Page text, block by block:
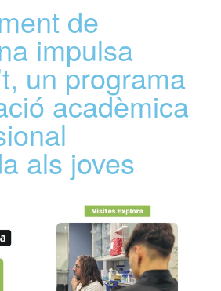
de
impulsa
un programa
acadèmica
als joves